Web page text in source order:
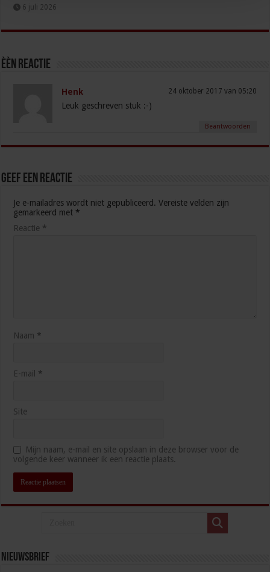
6 juli 2026
èèn Reactie
Henk 24 oktober 2017 van 05:20
Leuk geschreven stuk :-)
Beantwoorden
Geef een reactie
Je e-mailadres wordt niet gepubliceerd. Vereiste velden zijn
gemarkeerd met *
Reactie *
Naam *
E-mail *
Site
Mijn naam, e-mail en site opslaan in deze browser voor de
volgende keer wanneer ik een reactie plaats.
Nieuwsbrief